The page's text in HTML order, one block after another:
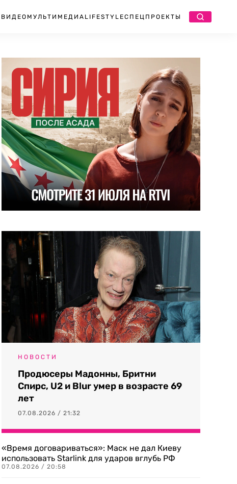
ВИДЕО МУЛЬТИМЕДИА LIFESTYLEСПЕЦПРОЕКТЫ
НОВОСТИ
Продюсеры Мадонны, Бритни
Спирс, U2 и Blur умер в возрасте 69
лет
07.08.2026 / 21:32
«Время договариваться»: Маск не дал Киеву
использовать Starlink для ударов вглубь РФ
07.08.2026 / 20:58